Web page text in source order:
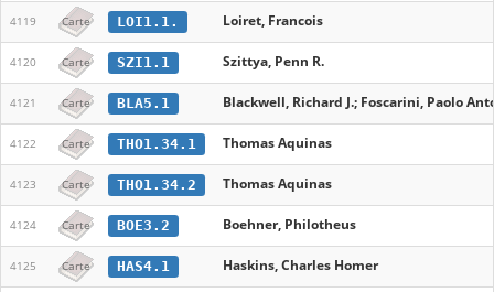
4119 Carte LOI1.1. Loiret, Francois
4120 Carte SZI1.1 Szittya, Penn R.
4121 Carte BLA5.1 Blackwell, Richard J.; Foscarini, Paolo
4122 Carte THO1.34.1 Thomas Aquinas
4123 Carte THO1.34.2 Thomas Aquinas
4124 Carte BOE3.2 Boehner, Philotheus
4125 Carte HAS4.1 Haskins, Charles Homer